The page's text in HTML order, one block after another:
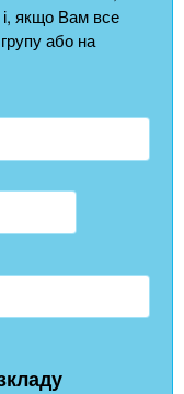
і, якщо Вам все
або на